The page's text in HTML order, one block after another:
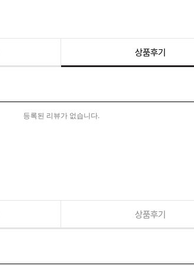
상품후기
등록된 리뷰가 없습니다.
상품후기